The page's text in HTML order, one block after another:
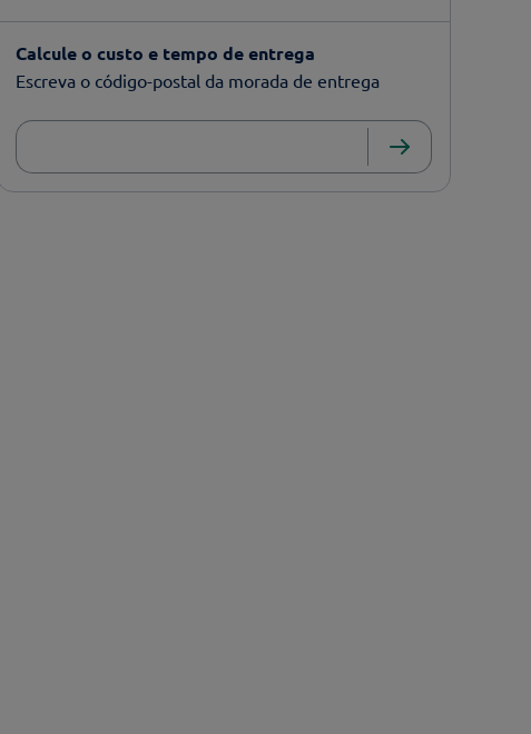
Calcule o custo e tempo de entrega
Escreva o código-postal da morada de entrega